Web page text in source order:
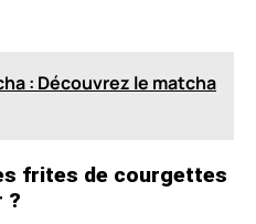
: Découvrez le matcha
frites de courgettes
?